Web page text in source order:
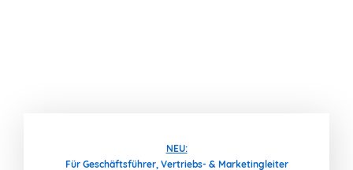
NEU:
Für Geschäftsführer, Vertriebs- & Marketingleiter